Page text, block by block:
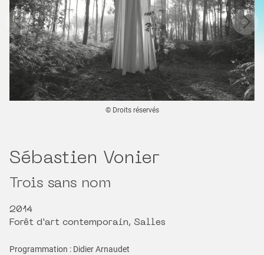
© Droits réservés
Sébastien Vonier
Trois sans nom
2014
Forêt d'art contemporain, Salles
Programmation : Didier Arnaudet